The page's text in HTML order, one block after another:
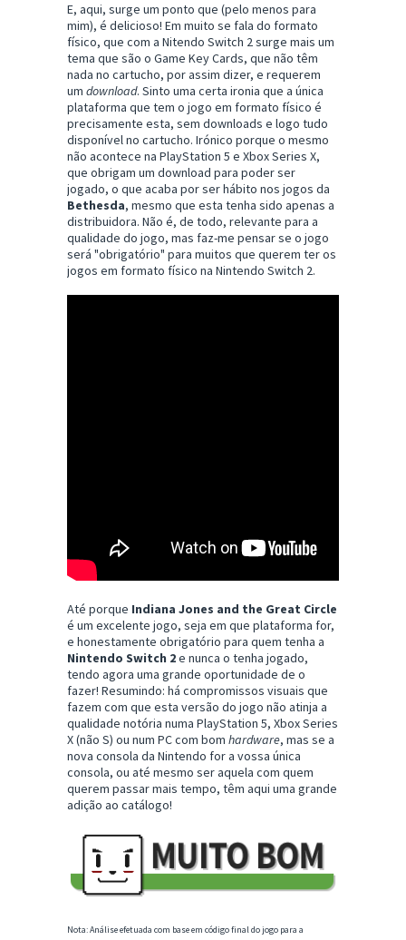
E, aqui, surge um ponto que (pelo menos para
mim), é delicioso! Em muito se fala do formato
físico, que com a Nitendo Switch 2 surge mais um
tema que são o Game Key Cards, que não têm
nada no cartucho, por assim dizer, e requerem
um download. Sinto uma certa ironia que a única
plataforma que tem o jogo em formato físico é
precisamente esta, sem downloads e logo tudo
disponível no cartucho. Irónico porque o mesmo
não acontece na PlayStation 5 e Xbox Series X,
que obrigam um download para poder ser
jogado, o que acaba por ser hábito nos jogos da
Bethesda, mesmo que esta tenha sido apenas a
distribuidora. Não é, de todo, relevante para a
qualidade do jogo, mas faz-me pensar se o jogo
será "obrigatório" para muitos que querem ter os
jogos em formato físico na Nintendo Switch 2.
Até porque Indiana Jones and the Great Circle
é um excelente jogo, seja em que plataforma for,
e honestamente obrigatório para quem tenha a
Nintendo Switch 2e nunca o tenha jogado,
tendo agora uma grande oportunidade de o
fazer! Resumindo: há compromissos visuais que
fazem com que esta versão do jogo não atinja a
qualidade notória numa PlayStation 5, Xbox Series
X (não S) ou num PC com bom hardware, mas se a
nova consola da Nintendo for a vossa única
consola, ou até mesmo ser aquela com quem
querem passar mais tempo, têm aqui uma grande
adição ao catálogo!
Nota: Análise efetuada com base em código final do jogo para a